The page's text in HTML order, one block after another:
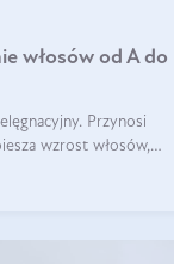
włosów od A do
Przynosi
wzrost włosów,